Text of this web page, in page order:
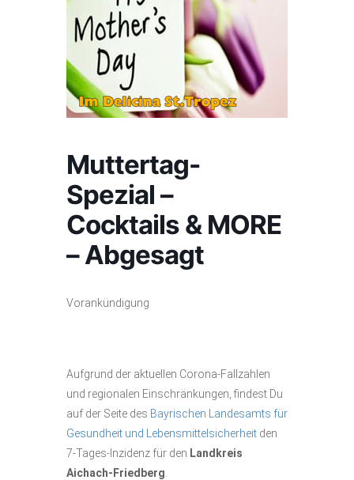
Muttertag-
Spezial –
Cocktails & MORE
– Abgesagt
Vorankündigung
Aufgrund der aktuellen Corona-Fallzahlen
und regionalen Einschränkungen, findest Du
auf der Seite des Bayrischen Landesamts für
Gesundheit und Lebensmittelsicherheit den
7-Tages-Inzidenz für den Landkreis
Aichach-Friedberg